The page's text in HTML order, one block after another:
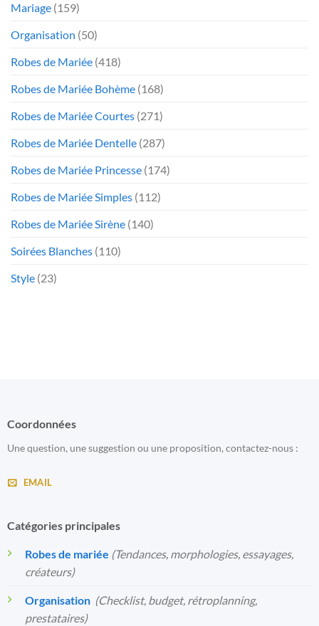
Mariage (159)
Organisation (50)
Robes de Mariée (418)
Robes de Mariée Bohème (168)
Robes de Mariée Courtes (271)
Robes de Mariée Dentelle (287)
Robes de Mariée Princesse (174)
Robes de Mariée Simples (112)
Robes de Mariée Sirène (140)
Soirées Blanches (110)
Style (23)
Coordonnées
Une question, une suggestion ou une proposition, contactez-nous :
EMAIL
Catégories principales
Robes de mariée (Tendances, morphologies, essayages,
créateurs)
Organisation️ (Checklist, budget, rétroplanning,
prestataires)